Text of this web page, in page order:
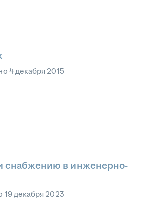
4 декабря 2015
снабжению в инженерно-
19 декабря 2023